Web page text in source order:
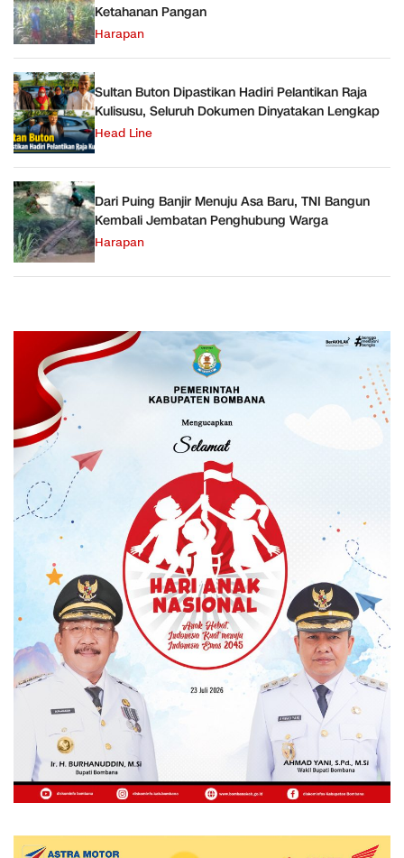
Ketahanan Pangan
Harapan
Sultan Buton Dipastikan Hadiri Pelantikan Raja
Kulisusu, Seluruh Dokumen Dinyatakan Lengkap
Head Line
Dari Puing Banjir Menuju Asa Baru, TNI Bangun
Kembali Jembatan Penghubung Warga
Harapan